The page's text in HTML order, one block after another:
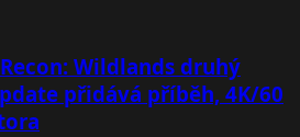
Wildlands druhý
přidává příběh, 4K/60